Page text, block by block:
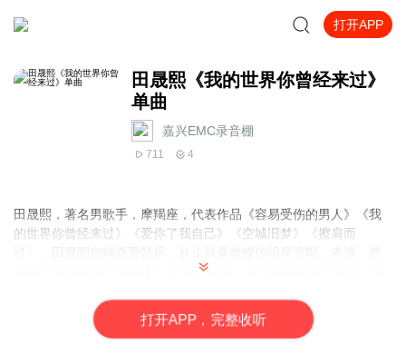
打开APP
田晟熙《我的世界你曾经来过》
单曲
嘉兴EMC录音棚
711 4
田晟熙，著名男歌手，摩羯座，代表作品《容易受伤的男人》《我
的世界你曾经来过》《爱你了我自己》《空城旧梦》《擦肩而
经2000年参加北京电视台《欢乐总动员》栏目获得最佳台风奖。田
声音干净，柔和动听，穿透力强，具有一定唱功和技巧，是流行乐
坛的一颗明星。田晟熙演唱伤感情歌委婉缠绵，深情动人，极具魅
打开APP，完整收听